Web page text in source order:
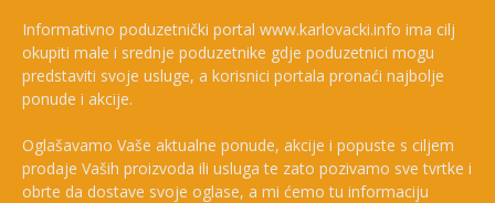
Informativno poduzetnički portal www.karlovacki.info ima cilj
okupiti male i srednje poduzetnike gdje poduzetnici mogu
predstaviti svoje usluge, a korisnici portala pronaći najbolje
ponude i akcije.
Oglašavamo Vaše aktualne ponude, akcije i popuste s ciljem
prodaje Vaših proizvoda ili usluga te zato pozivamo sve tvrtke i
obrte da dostave svoje oglase, a mi ćemo tu informaciju